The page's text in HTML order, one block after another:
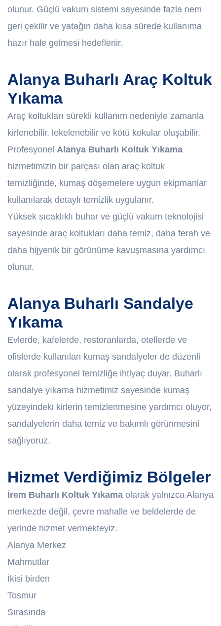
olunur. Güçlü vakum sistemi sayesinde fazla nem
geri çekilir ve yatağın daha kısa sürede kullanıma
hazır hale gelmesi hedeflenir.
Alanya Buharlı Araç Koltuk
Yıkama
Araç koltukları sürekli kullanım nedeniyle zamanla
kirlenebilir, lekelenebilir ve kötü kokular oluşabilir.
Profesyonel Alanya Buharlı Koltuk Yıkama
hizmetimizin bir parçası olan araç koltuk
temizliğinde, kumaş döşemelere uygun ekipmanlar
kullanılarak detaylı temizlik uygulanır.
Yüksek sıcaklıklı buhar ve güçlü vakum teknolojisi
sayesinde araç koltukları daha temiz, daha ferah ve
daha hijyenik bir görünüme kavuşmasına yardımcı
olunur.
Alanya Buharlı Sandalye
Yıkama
Evlerde, kafelerde, restoranlarda, otellerde ve
ofislerde kullanılan kumaş sandalyeler de düzenli
olarak profesyonel temizliğe ihtiyaç duyar. Buharlı
sandalye yıkama hizmetimiz sayesinde kumaş
yüzeyindeki kirlerin temizlenmesine yardımcı oluyor,
sandalyelerin daha temiz ve bakımlı görünmesini
sağlıyoruz.
Hizmet Verdiğimiz Bölgeler
İrem Buharlı Koltuk Yıkama olarak yalnızca Alanya
merkezde değil, çevre mahalle ve beldelerde de
yerinde hizmet vermekteyiz.
Alanya Merkez
Mahmutlar
İkisi birden
Tosmur
Sırasında